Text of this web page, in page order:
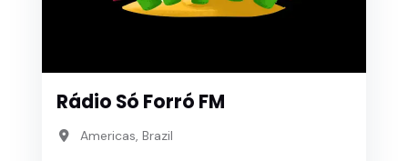
Rádio Só Forró FM
Americas, Brazil